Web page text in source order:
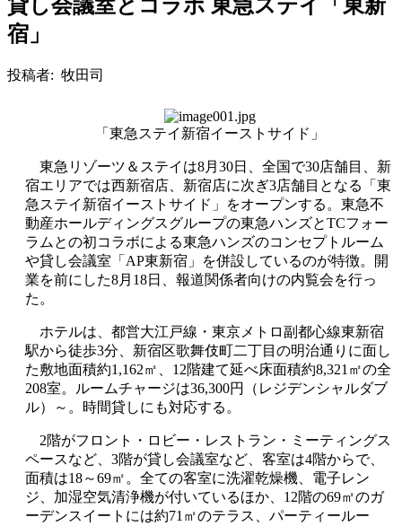
貸し会議室とコラボ 東急ステイ「東新
宿」
投稿者: 牧田司
「東急ステイ新宿イーストサイド」
東急リゾーツ＆ステイは8月30日、全国で30店舗目、新
宿エリアでは西新宿店、新宿店に次ぎ3店舗目となる「東
急ステイ新宿イーストサイド」をオープンする。東急不
動産ホールディングスグループの東急ハンズとTCフォー
ラムとの初コラボによる東急ハンズのコンセプトルーム
や貸し会議室「AP東新宿」を併設しているのが特徴。開
業を前にした8月18日、報道関係者向けの内覧会を行っ
た。
ホテルは、都営大江戸線・東京メトロ副都心線東新宿
駅から徒歩3分、新宿区歌舞伎町二丁目の明治通りに面し
た敷地面積約1,162㎡、12階建て延べ床面積約8,321㎡の全
208室。ルームチャージは36,300円（レジデンシャルダブ
ル）～。時間貸しにも対応する。
2階がフロント・ロビー・レストラン・ミーティングス
ペースなど、3階が貸し会議室など、客室は4階からで、
面積は18～69㎡。全ての客室に洗濯乾燥機、電子レン
ジ、加湿空気清浄機が付いているほか、12階の69㎡のガ
ーデンスイートには約71㎡のテラス、パーティールー